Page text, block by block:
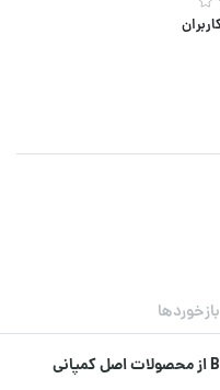
بازخوردها
چای ساز باریتون کانادا مدل BTM-1785GS از محصولات اصل کمپانی